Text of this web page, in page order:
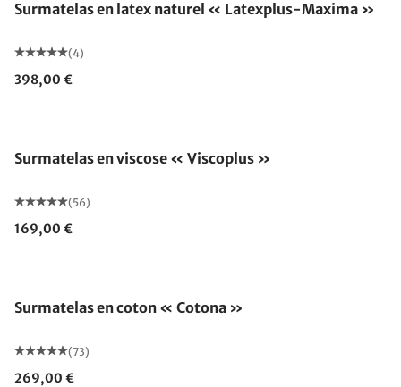
Surmatelas en latex naturel « Latexplus-Maxima »
(4)
398,00 €
Surmatelas en viscose « Viscoplus »
(56)
169,00 €
Surmatelas en coton « Cotona »
(73)
269,00 €